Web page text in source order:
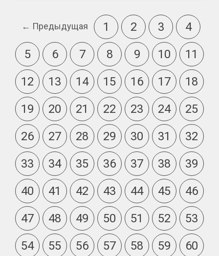
← Предыдущая 1 2 3
4
5
6 7 8 9 10
11
12
13 14 15 16 17
18
19
20 21 22 23 24
25
26
27 28 29 30 31
32
33
34 35 36 37 38
39
40
41 42 43 44 45
46
47
48 49 50 51 52
53
54
55 56 57 58 59
60